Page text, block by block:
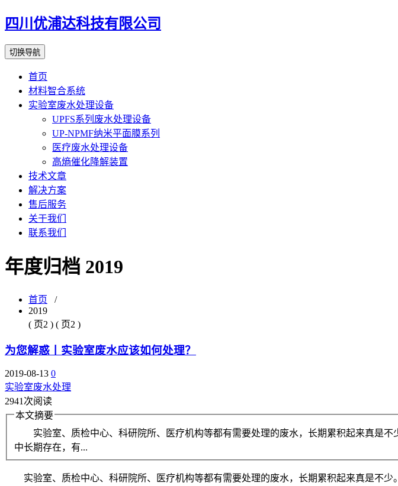
四川优浦达科技有限公司
切换导航
首页
材料智合系统
实验室废水处理设备
UPFS系列废水处理设备
UP-NPMF纳米平面膜系列
医疗废水处理设备
高熵催化降解装置
技术文章
解决方案
售后服务
关于我们
联系我们
年度归档 2019
首页 /
2019
( 页2 ) ( 页2 )
为您解惑丨实验室废水应该如何处理？
2019-08-13 0
实验室废水处理
2941次阅读
本文摘要
实验室、质检中心、科研院所、医疗机构等都有需要处理的废水，长期累积起来真是不
中长期存在，有...
实验室、质检中心、科研院所、医疗机构等都有需要处理的废水，长期累积起来真是不少